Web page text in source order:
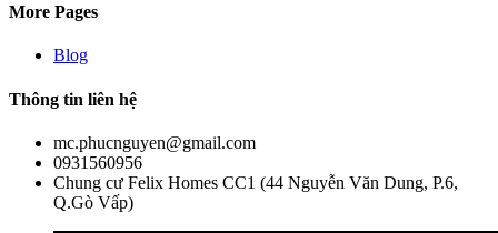
More Pages
Blog
Thông tin liên hệ
mc.phucnguyen@gmail.com
0931560956
Chung cư Felix Homes CC1 (44 Nguyễn Văn Dung, P.6,
Q.Gò Vấp)